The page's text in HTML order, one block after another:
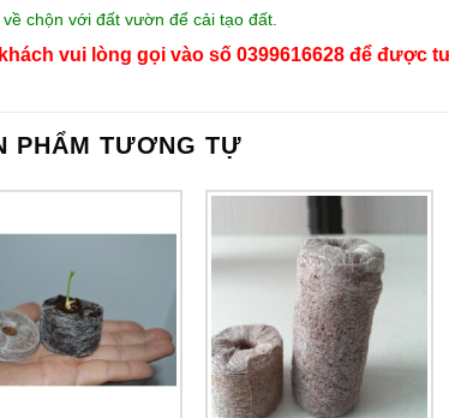
về chộn với đất vườn để cải tạo đất.
vui lòng gọi vào số 0399616628 để được
PHẨM TƯƠNG TỰ